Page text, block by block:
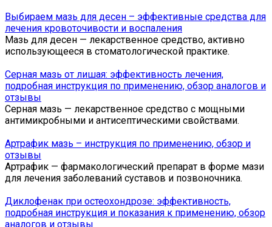
Выбираем мазь для десен – эффективные средства для
лечения кровоточивости и воспаления
Мазь для десен — лекарственное средство, активно
использующееся в стоматологической практике.
Серная мазь от лишая: эффективность лечения,
подробная инструкция по применению, обзор аналогов и
отзывы
Серная мазь — лекарственное средство с мощными
антимикробными и антисептическими свойствами.
Артрафик мазь – инструкция по применению, обзор и
отзывы
Артрафик — фармакологический препарат в форме мази
для лечения заболеваний суставов и позвоночника.
Диклофенак при остеохондрозе: эффективность,
подробная инструкция и показания к применению, обзор
аналогов и отзывы